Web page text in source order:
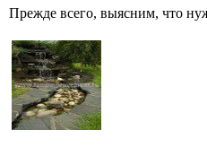
Прежде всего, выясним, что